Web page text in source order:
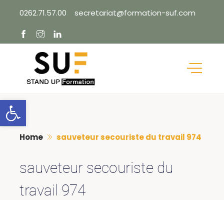
content
0262.71.57.00 secretariat@formation-suf.com
Home sauveteur secouriste du travail 974
sauveteur secouriste du
travail 974
Ouvrir la barre d’outils